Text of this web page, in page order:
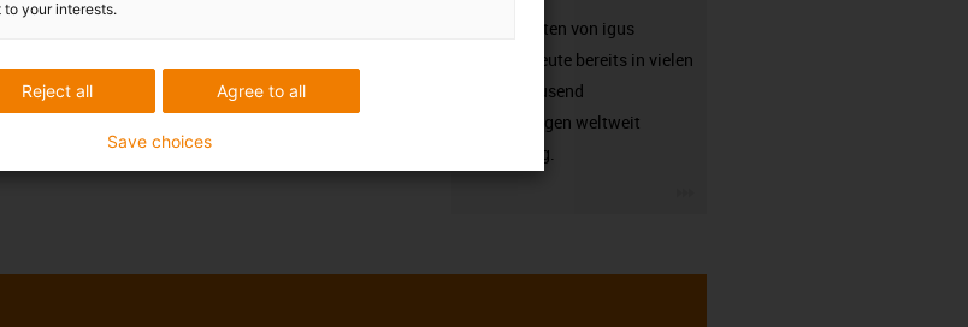
Energieketten von igus
arbeiten heute bereits in vielen
hunderttausend
Anwendungen weltweit
zuverlässig.
to your interests.
Agree to all
Reject all
Save choices